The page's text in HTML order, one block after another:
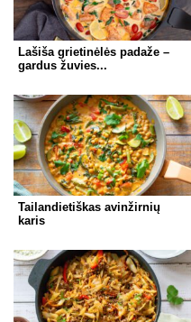
Lašiša grietinėlės padaže –
gardus žuvies...
Tailandietiškas avinžirnių
karis